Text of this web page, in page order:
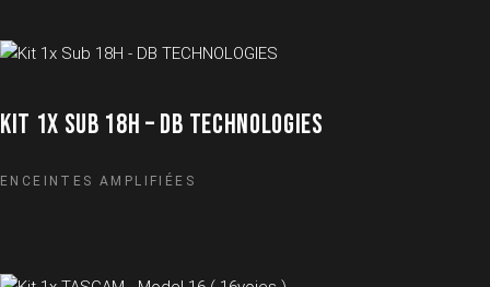
KIT 1X SUB 18H – DB TECHNOLOGIES
ENCEINTES AMPLIFIÉES